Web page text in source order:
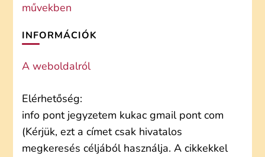
művekben
INFORMÁCIÓK
A weboldalról
Elérhetőség:
info pont jegyzetem kukac gmail pont com
(Kérjük, ezt a címet csak hivatalos
megkeresés céljából használja. A cikkekkel